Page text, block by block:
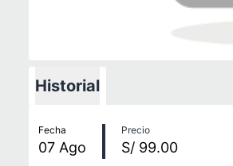
Historial
Fecha
07 Ago
Precio
S/ 99.00